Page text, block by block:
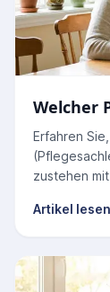
Welcher
Erfahren
zustehen
Artikel lesen